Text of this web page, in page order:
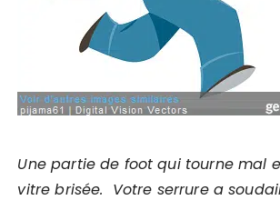
Une partie de foot qui tourne mal
vitre brisée. Votre serrure a